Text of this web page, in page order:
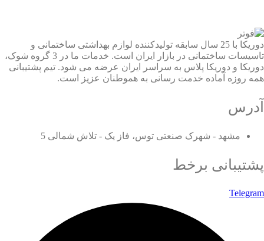
دوریکا با 25 سال سابقه تولیدکننده لوازم بهداشتی ساختمانی و
تاسیسات ساختمانی در بازار ایران است. خدمات ما در 3 گروه شوک،
دوریکا و دوریکا پلاس به سراسر ایران عرضه می شود. تیم پشتیبانی
همه روزه آماده خدمت رسانی به هموطنان عزیز است.
آدرس
مشهد - شهرک صنعتی توس، فاز یک - تلاش شمالی 5
پشتیبانی برخط
Telegram